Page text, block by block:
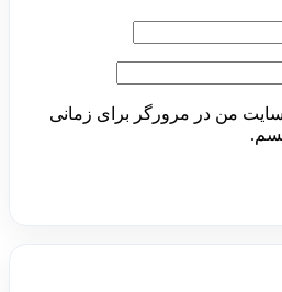
من در مرورگر برای زمانی